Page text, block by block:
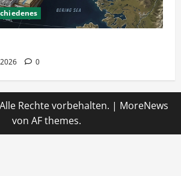
0
Rechte vorbehalten. | MoreNews
von AF themes.